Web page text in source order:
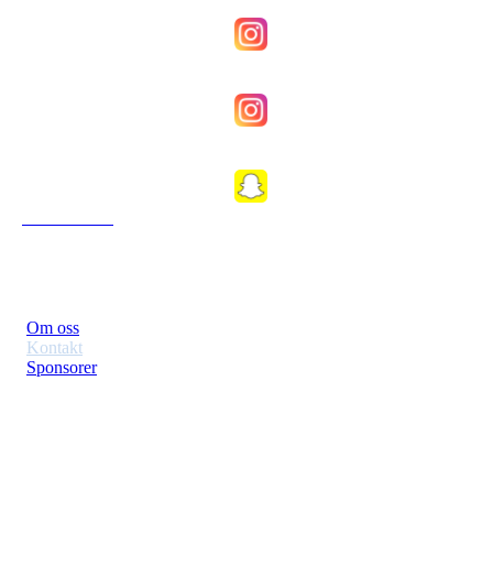
Om oss
Kontakt
Sponsorer